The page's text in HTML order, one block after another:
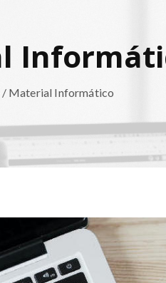
/ Material Informático